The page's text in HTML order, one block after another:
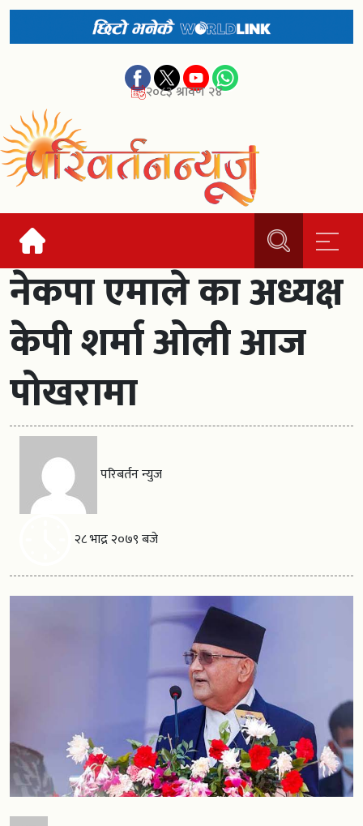
२०८३ श्रावण २४
नेकपा एमाले का अध्यक्ष
केपी शर्मा ओली आज
पोखरामा
परिबर्तन न्युज
२८ भाद्र २०७९ बजे